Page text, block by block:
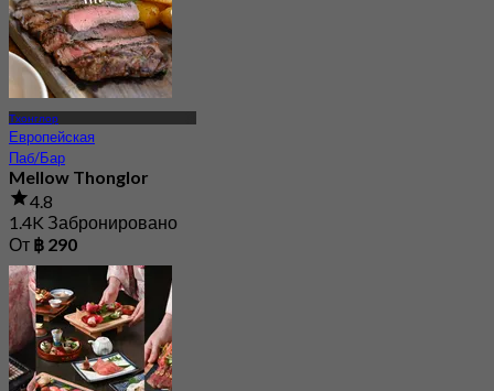
Тхонглор
Европейская
Паб/Бар
Mellow Thonglor
4.8
1.4K Забронировано
От ฿ 290